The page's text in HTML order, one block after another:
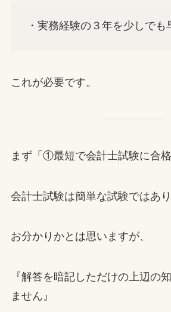
・実務経験の３年を少しでも
これが必要です。
まず「①最短で会計士試験に合
会計士試験は簡単な試験ではあり
お分かりかとは思いますが、
『解答を暗記しただけの上辺の
ません』